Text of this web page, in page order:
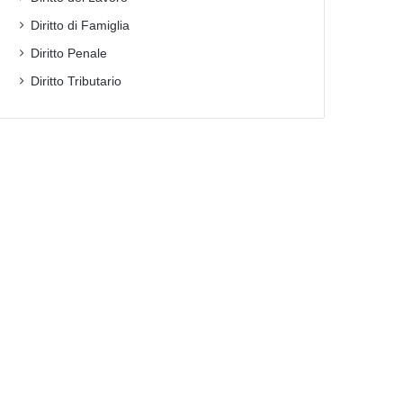
Diritto di Famiglia
Diritto Penale
Diritto Tributario